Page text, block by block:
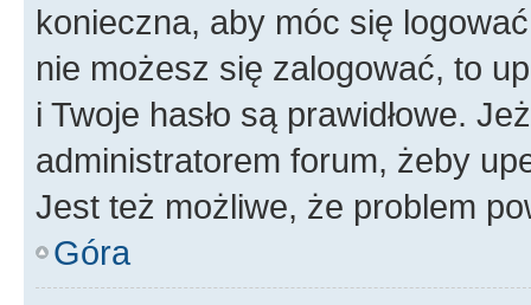
konieczna, aby móc się
nie możesz się zalogować, to
i Twoje hasło są prawidłowe.
administratorem forum, żeby
Jest też możliwe, że problem
Góra